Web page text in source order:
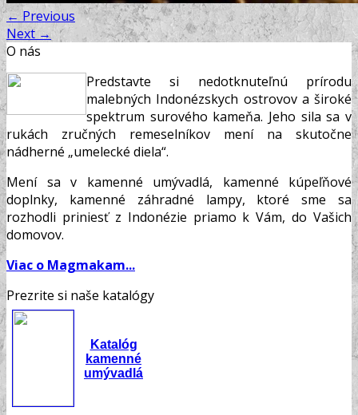
←Previous
Next→
O nás
Predstavte si nedotknuteľnú prírodu
malebných Indonézskych ostrovov a široké
spektrum surového kameňa. Jeho sila sa v
rukách zručných remeselníkov mení na skutočne
nádherné „umelecké diela“.
Mení sa v kamenné umývadlá, kamenné kúpeľňové
doplnky, kamenné záhradné lampy, ktoré sme sa
rozhodli priniesť z Indonézie priamo k Vám, do Vašich
domovov.
Viac o Magmakam...
Prezrite si naše katalógy
Katalóg
kamenné
umývadlá